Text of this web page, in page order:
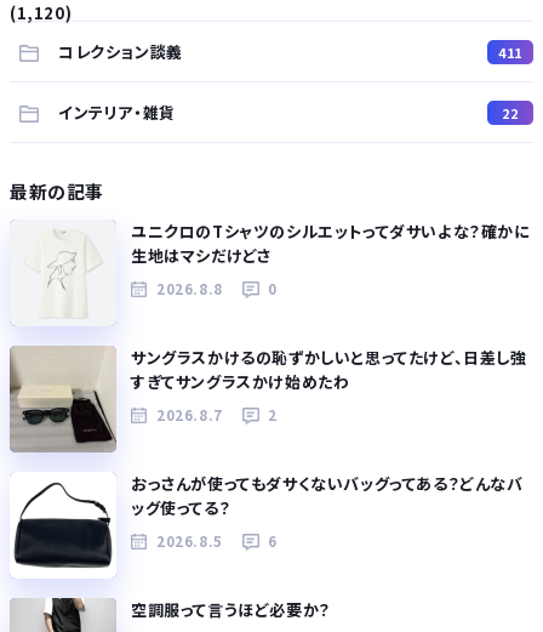
(1,120)
コレクション談義
411
インテリア・雑貨 22
最新の記事
ユニクロのTシャツのシルエットってダサいよな？確かに
生地はマシだけどさ
2026.8.8 0
サングラスかけるの恥ずかしいと思ってたけど、日差し強
すぎてサングラスかけ始めたわ
2026.8.7 2
おっさんが使ってもダサくないバッグってある？どんなバ
ッグ使ってる？
2026.8.5 6
空調服って言うほど必要か？